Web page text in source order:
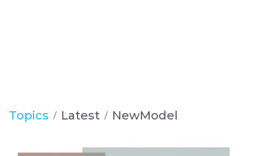
Topics Latest NewModel